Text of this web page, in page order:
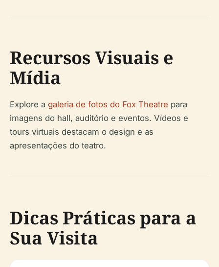
Recursos Visuais e
Mídia
Explore a galeria de fotos do Fox Theatre para
imagens do hall, auditório e eventos. Vídeos e
tours virtuais destacam o design e as
apresentações do teatro.
Dicas Práticas para a
Sua Visita